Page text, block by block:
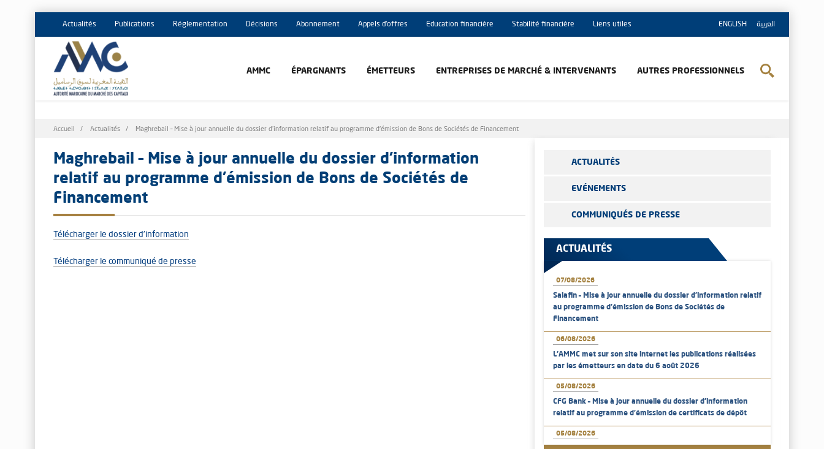
ENGLISH العربية Actualités Publications Réglementation Décisions Abonnement Appels d'offres Education financière Stabilité financière Liens utiles
AMMC ÉPARGNANTS ÉMETTEURS ENTREPRISES DE MARCHÉ & INTERVENANTS AUTRES PROFESSIONNELS
Fil
Accueil Actualités Maghrebail – Mise à jour annuelle du dossier d’information relatif au programme d'émission de Bons de Sociétés de Financement
Maghrebail – Mise à jour annuelle du dossier d’information
relatif au programme d'émission de Bons de Sociétés de
Financement
Télécharger le dossier d’information
Télécharger le communiqué de presse
ACTUALITÉS
EVÉNEMENTS
COMMUNIQUÉS DE PRESSE
ACTUALITÉS
07/08/2026
Salafin – Mise à jour annuelle du dossier d’information relatif
au programme d'émission de Bons de Sociétés de
Financement
06/08/2026
L’AMMC met sur son site internet les publications réalisées
par les émetteurs en date du 6 août 2026
05/08/2026
CFG Bank – Mise à jour annuelle du dossier d’information
relatif au programme d'émission de certificats de dépôt
05/08/2026